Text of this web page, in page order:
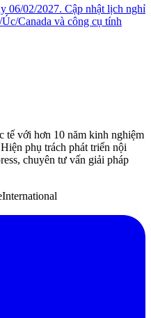
06/02/2027. Cập nhật lịch nghỉ
Canada và công cụ tính
tế với hơn 10 năm kinh nghiệm
phụ trách phát triển nội
chuyên tư vấn giải pháp
International